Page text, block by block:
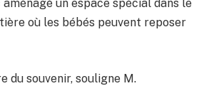
aménagé un espace spécial dans le
où les bébés peuvent reposer
du souvenir, souligne M.